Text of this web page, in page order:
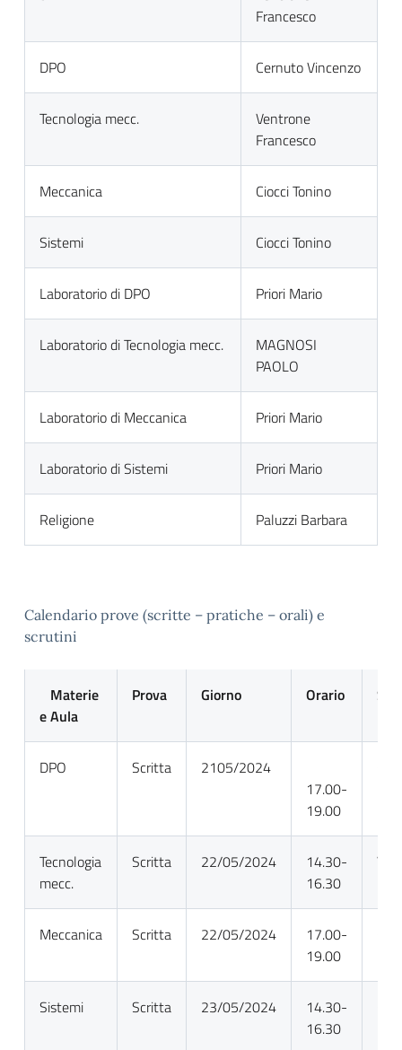
Francesco
DPO Cernuto Vincenzo
Tecnologia mecc.
Ventrone
Francesco
Meccanica Ciocci Tonino
Sistemi Ciocci Tonino
Laboratorio di DPO Priori Mario
Laboratorio di Tecnologia mecc.
MAGNOSI
PAOLO
Laboratorio di Meccanica Priori Mario
Laboratorio di Sistemi Priori Mario
Religione Paluzzi Barbara
Calendario prove (scritte – pratiche – orali) e
scrutini
Materie
e Aula
Prova Giorno Orario
DPO Scritta
2105/2024
17.00-
19.00
Tecnologia
mecc.
Scritta 22/05/2024
14.30-
16.30
Meccanica Scritta 22/05/2024
17.00-
19.00
Sistemi Scritta 23/05/2024
14.30-
16.30